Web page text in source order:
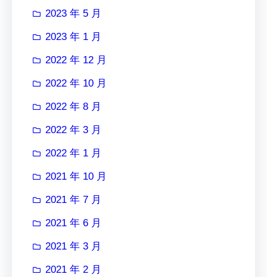
2023 年 5 月
2023 年 1 月
2022 年 12 月
2022 年 10 月
2022 年 8 月
2022 年 3 月
2022 年 1 月
2021 年 10 月
2021 年 7 月
2021 年 6 月
2021 年 3 月
2021 年 2 月